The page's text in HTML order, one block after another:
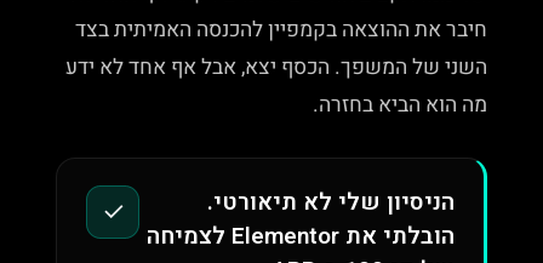
חיבר את ההוצאה בקמפיין להכנסה האמיתית בצד
השני של המשפך. הכסף יצא, אבל אף אחד לא ידע
מה הוא הביא בחזרה.
✓
הניסיון שלי לא תיאורטי.
הובלתי את Elementor לצמיחה